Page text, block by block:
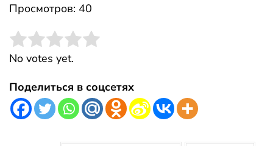
Просмотров: 40
Rate this item:
Submit Rating
No votes yet.
Поделиться в соцсетях